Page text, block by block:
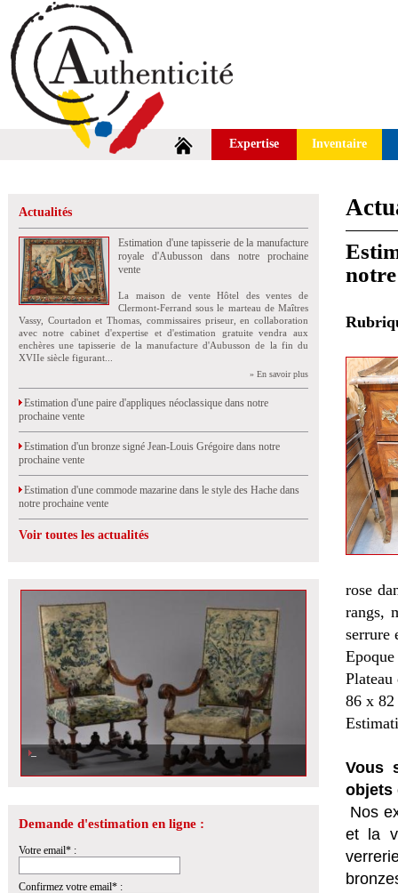
Expertise Inventaire
Actualités
Estimation d'une tapisserie de la manufacture
royale d'Aubusson dans notre prochaine
vente
La maison de vente Hôtel des ventes de
Clermont-Ferrand sous le marteau de Maîtres
Vassy, Courtadon et Thomas, commissaires priseur, en collaboration
avec notre cabinet d'expertise et d'estimation gratuite vendra aux
enchères une tapisserie de la manufacture d'Aubusson de la fin du
XVIIe siècle figurant...
» En savoir plus
Estimation d'une paire d'appliques néoclassique dans notre
prochaine vente
Estimation d'un bronze signé Jean-Louis Grégoire dans notre
prochaine vente
Estimation d'une commode mazarine dans le style des Hache dans
notre prochaine vente
Voir toutes les actualités
Demande d'estimation en ligne :
Votre email* :
Confirmez votre email* :
rose
rangs,
serrure
Plateau
86 x
Vous
objets
Nos
et la